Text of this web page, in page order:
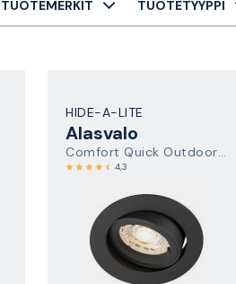
TUOTEMERKIT TUOTETYYPPI
HIDE-A-LITE
Alasvalo
Comfort Quick Outdoor GU10
4,3